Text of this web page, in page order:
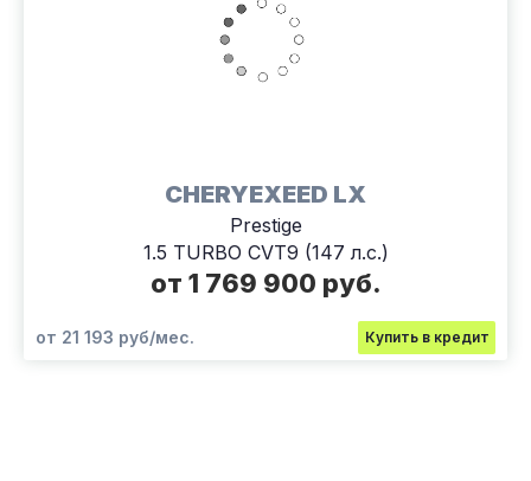
CHERYEXEED LX
Prestige
1.5 TURBO CVT9 (147 л.с.)
от 1 769 900 руб.
от 21 193 руб/мес. Купить в кредит